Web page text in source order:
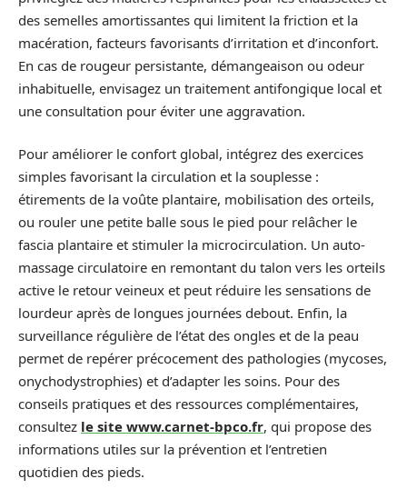
des semelles amortissantes qui limitent la friction et la
macération, facteurs favorisants d’irritation et d’inconfort.
En cas de rougeur persistante, démangeaison ou odeur
inhabituelle, envisagez un traitement antifongique local et
une consultation pour éviter une aggravation.
Pour améliorer le confort global, intégrez des exercices
simples favorisant la circulation et la souplesse :
étirements de la voûte plantaire, mobilisation des orteils,
ou rouler une petite balle sous le pied pour relâcher le
fascia plantaire et stimuler la microcirculation. Un auto-
massage circulatoire en remontant du talon vers les orteils
active le retour veineux et peut réduire les sensations de
lourdeur après de longues journées debout. Enfin, la
surveillance régulière de l’état des ongles et de la peau
permet de repérer précocement des pathologies (mycoses,
onychodystrophies) et d’adapter les soins. Pour des
conseils pratiques et des ressources complémentaires,
consultez le site www.carnet-bpco.fr, qui propose des
informations utiles sur la prévention et l’entretien
quotidien des pieds.